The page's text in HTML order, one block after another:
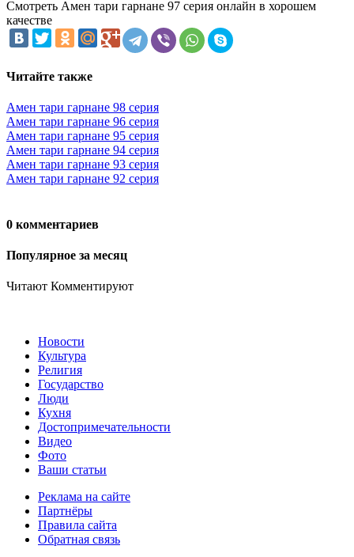
Смотреть Амен тари гарнане 97 серия онлайн в хорошем
качестве
Читайте также
Амен тари гарнане 98 серия
Амен тари гарнане 96 серия
Амен тари гарнане 95 серия
Амен тари гарнане 94 серия
Амен тари гарнане 93 серия
Амен тари гарнане 92 серия
0 комментариев
Популярное за месяц
Читают Комментируют
Новости
Культура
Религия
Государство
Люди
Кухня
Достопримечательности
Видео
Фото
Ваши статьи
Реклама на сайте
Партнёры
Правила сайта
Обратная связь